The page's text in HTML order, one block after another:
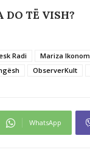
DO TË VISH?
Radi
Mariza
ObserverKult
WhatsApp